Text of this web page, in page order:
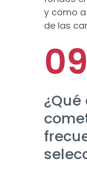
y como
de las
¿Qué